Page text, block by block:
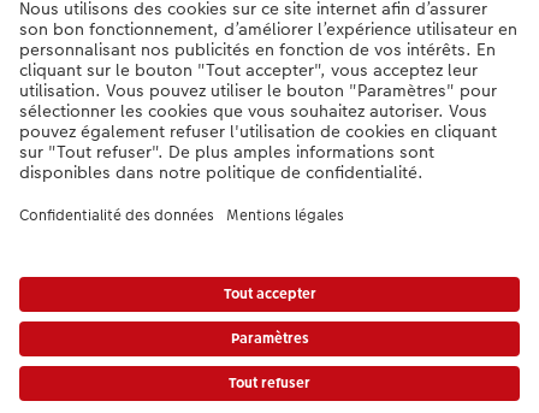
Si vous avez des questions concernant nos produits ou votre commande,
n'hésitez pas à nous contacter du lundi au dimanche, de 9h00 à 20h00
(hors jours fériés), au numéro de téléphone044 499 10 37• 7j/7 • de 9h à
20h
FR IT
conformément auxtarifs.Le produit présenté a éventuellement un prix plus élevé.
Protection des données